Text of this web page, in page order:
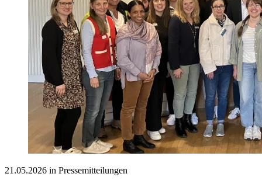
21.05.2026 in Pressemitteilungen